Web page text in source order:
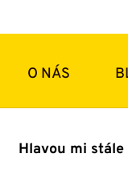
O NÁS
Hlavou mi